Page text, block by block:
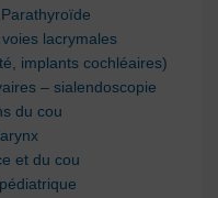
lacrymales
implants cochléaires)
– sialendoscopie
du cou
et du cou